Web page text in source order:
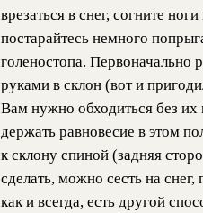
врезаться в снег, согните
постарайтесь немного
голеностопа. Первоначально
руками в склон (вот и
Вам нужно обходиться без
держать равновесие в этом
к склону спиной (задняя
сделать, можно сесть на
как и всегда, есть другой